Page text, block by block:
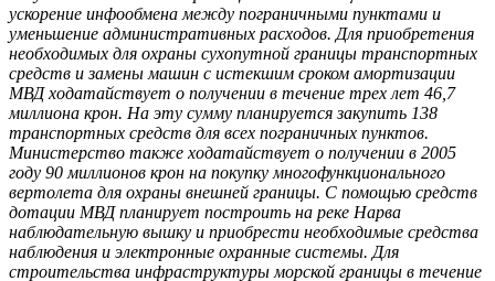
ускорение инфообмена между пограничными пунктами и
уменьшение административных расходов. Для приобретения
необходимых для охраны сухопутной границы транспортных
средств и замены машин с истекшим сроком амортизации
МВД ходатайствует о получении в течение трех лет 46,7
миллиона крон. На эту сумму планируется закупить 138
транспортных средств для всех пограничных пунктов.
Министерство также ходатайствует о получении в 2005
году 90 миллионов крон на покупку многофункционального
вертолета для охраны внешней границы. С помощью средств
дотации МВД планирует построить на реке Нарва
наблюдательную вышку и приобрести необходимые средства
наблюдения и электронные охранные системы. Для
строительства инфраструктуры морской границы в течение